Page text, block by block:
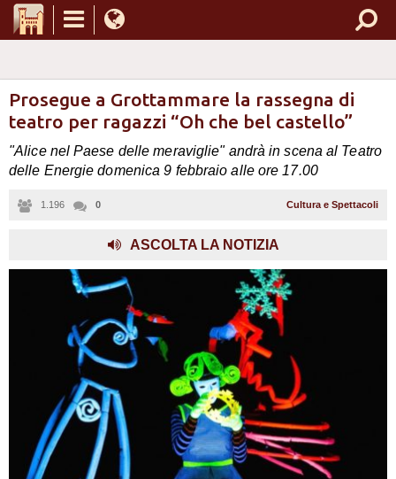
Prosegue a Grottammare la rassegna di
teatro per ragazzi “Oh che bel castello”
"Alice nel Paese delle meraviglie" andrà in scena al Teatro
delle Energie domenica 9 febbraio alle ore 17.00
1.196 0 Cultura e Spettacoli
ASCOLTA LA NOTIZIA